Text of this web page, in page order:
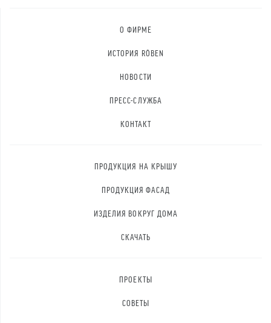
О ФИРМЕ
ИСТОРИЯ RÖBEN
НОВОСТИ
ПРЕСС-СЛУЖБА
КОНТАКТ
ПРОДУКЦИЯ НА КРЫШУ
ПРОДУКЦИЯ ФАСАД
ИЗДЕЛИЯ ВОКРУГ ДОМА
СКАЧАТЬ
ПРОЕКТЫ
СОВЕТЫ